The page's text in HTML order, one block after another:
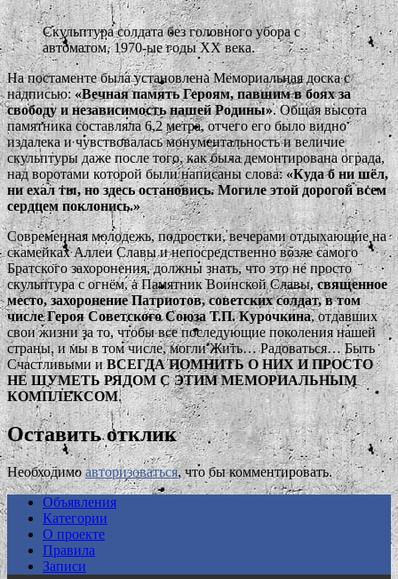
Скульптура солдата без головного убора с
автоматом, 1970-ые годы XX века.
На постаменте была установлена Мемориальная доска с
надписью:«Вечная память Героям, павшим в боях за
свободу и независимость нашей Родины». Общая высота
памятника составляла 6,2 метра, отчего его было видно
издалека и чувствовалась монументальность и величие
скульптуры даже после того, как была демонтирована ограда,
над воротами которой были написаны слова:«Куда б ни шёл,
ни ехал ты, но здесь остановись. Могиле этой дорогой всем
сердцем поклонись.»
Современная молодежь, подростки, вечерами отдыхающие на
скамейках Аллеи Славы и непосредственно возле самого
Братского захоронения, должны знать, что это не просто
скульптура с огнём, а Памятник Воинской Славы,священное
место, захоронение Патриотов, советских солдат, в том
числе Героя Советского Союза Т.П. Курочкина, отдавших
свои жизни за то, чтобы все последующие поколения нашей
страны, и мы в том числе, могли Жить… Радоваться… Быть
Счастливыми иВСЕГДА ПОМНИТЬ О НИХ И ПРОСТО
НЕ ШУМЕТЬ РЯДОМ С ЭТИМ МЕМОРИАЛЬНЫМ
КОМПЛЕКСОМ.
Оставить отклик
Необходимоавторизоваться, что бы комментировать.
Объявления
Категории
О проекте
Правила
Записи